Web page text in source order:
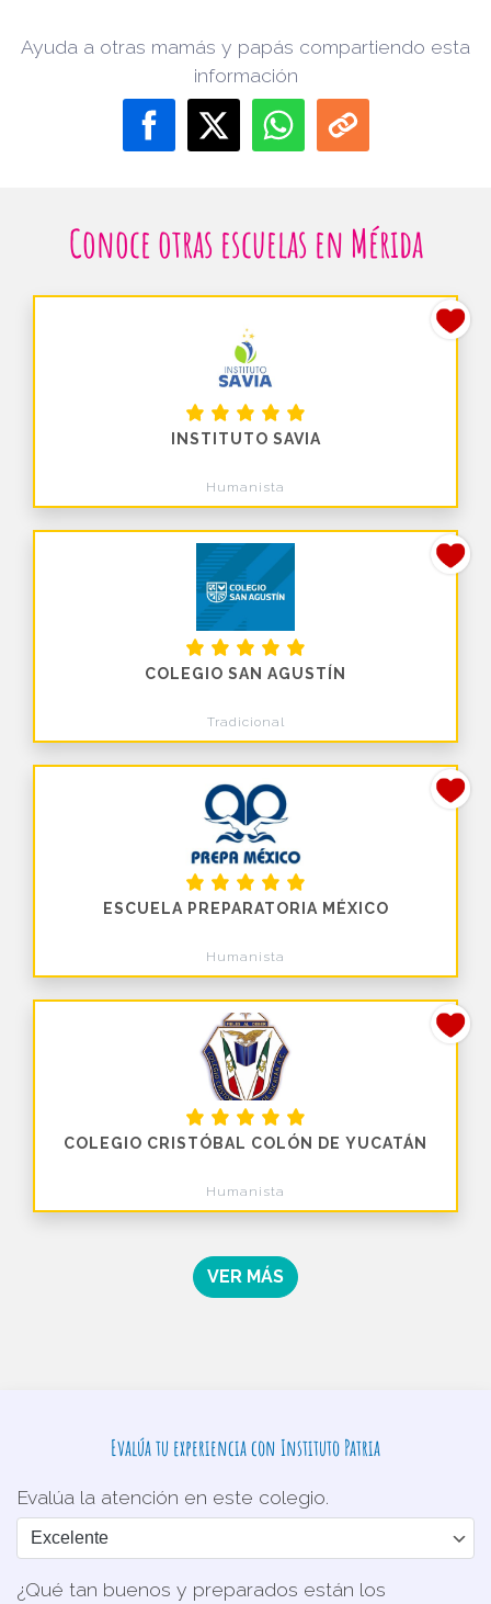
Ayuda a otras mamás y papás compartiendo esta
información
Conoce otras escuelas en Mérida
INSTITUTO SAVIA
Humanista
COLEGIO SAN AGUSTÍN
Tradicional
ESCUELA PREPARATORIA MÉXICO
Humanista
COLEGIO CRISTÓBAL COLÓN DE YUCATÁN
Humanista
VER MÁS
Evalúa tu experiencia con Instituto Patria
Evalúa la atención en este colegio.
¿Qué tan buenos y preparados están los